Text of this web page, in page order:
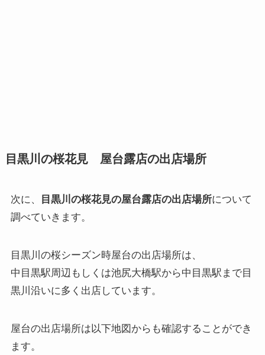
目黒川の桜花見 屋台露店の出店場所
次に、 目黒川の桜花見の屋台露店の出店場所について
調べていきます。
目黒川の桜シーズン時屋台の出店場所は、
中目黒駅周辺もしくは池尻大橋駅から中目黒駅まで目
黒川沿いに多く出店しています。
屋台の出店場所は以下地図からも確認することができ
ます。